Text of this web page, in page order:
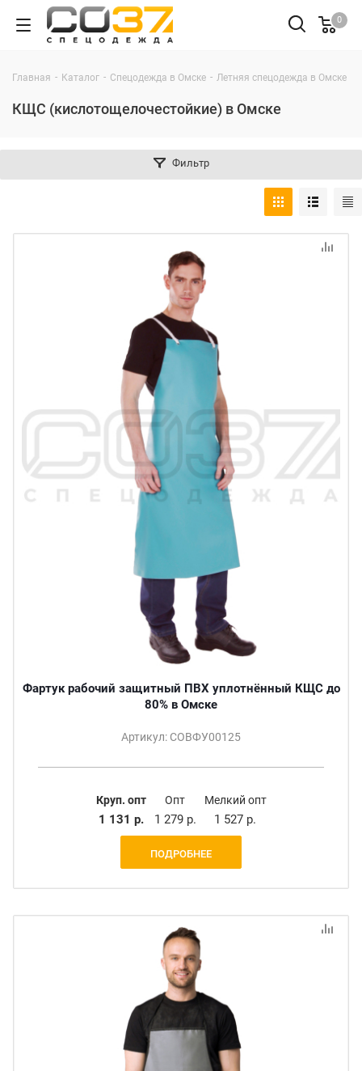
0
Главная - Каталог - Спецодежда в Омске - Летняя спецодежда в Омске
КЩС (кислотощелочестойкие) в Омске
Фильтр
Фартук рабочий защитный ПВХ уплотнённый КЩС до
80% в Омске
Артикул: СОВФУ00125
Круп. опт
1 131 р.
Опт
1 279 р.
Мелкий опт
1 527 р.
ПОДРОБНЕЕ